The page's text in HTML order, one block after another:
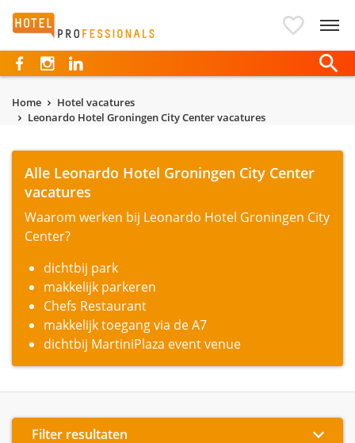
Hotelprofessionals
Home
Hotel vacatures
Leonardo Hotel Groningen City Center vacatures
Alle Leonardo Hotel Groningen City Center
vacatures
Waarom werken bij Leonardo Hotel Groningen City
Center?
dichtbij park
makkelijk parkeren
Chefs Restaurant
makkelijk toegang via de A7
dichtbij MartiniPlaza event venue
Filter resultaten